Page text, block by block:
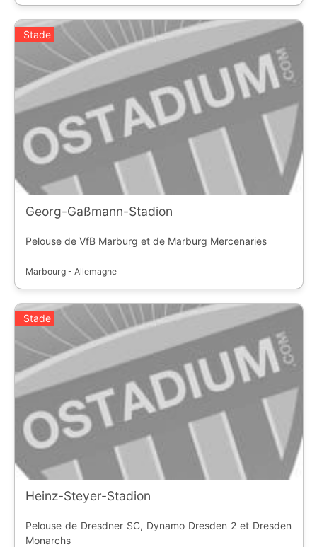
Stade
Georg-Gaßmann-Stadion
Pelouse de VfB Marburg et de Marburg Mercenaries
Marbourg - Allemagne
Stade
Heinz-Steyer-Stadion
Pelouse de Dresdner SC, Dynamo Dresden 2 et Dresden
Monarchs